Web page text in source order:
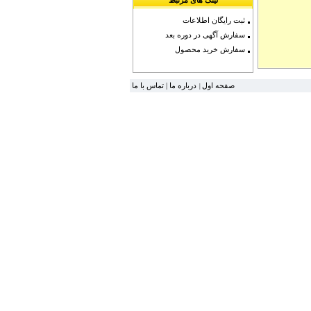
ثبت رایگان اطلاعات
سفارش آگهی در دوره بعد
سفارش خرید محصول
صفحه اول درباره ما تماس با ما